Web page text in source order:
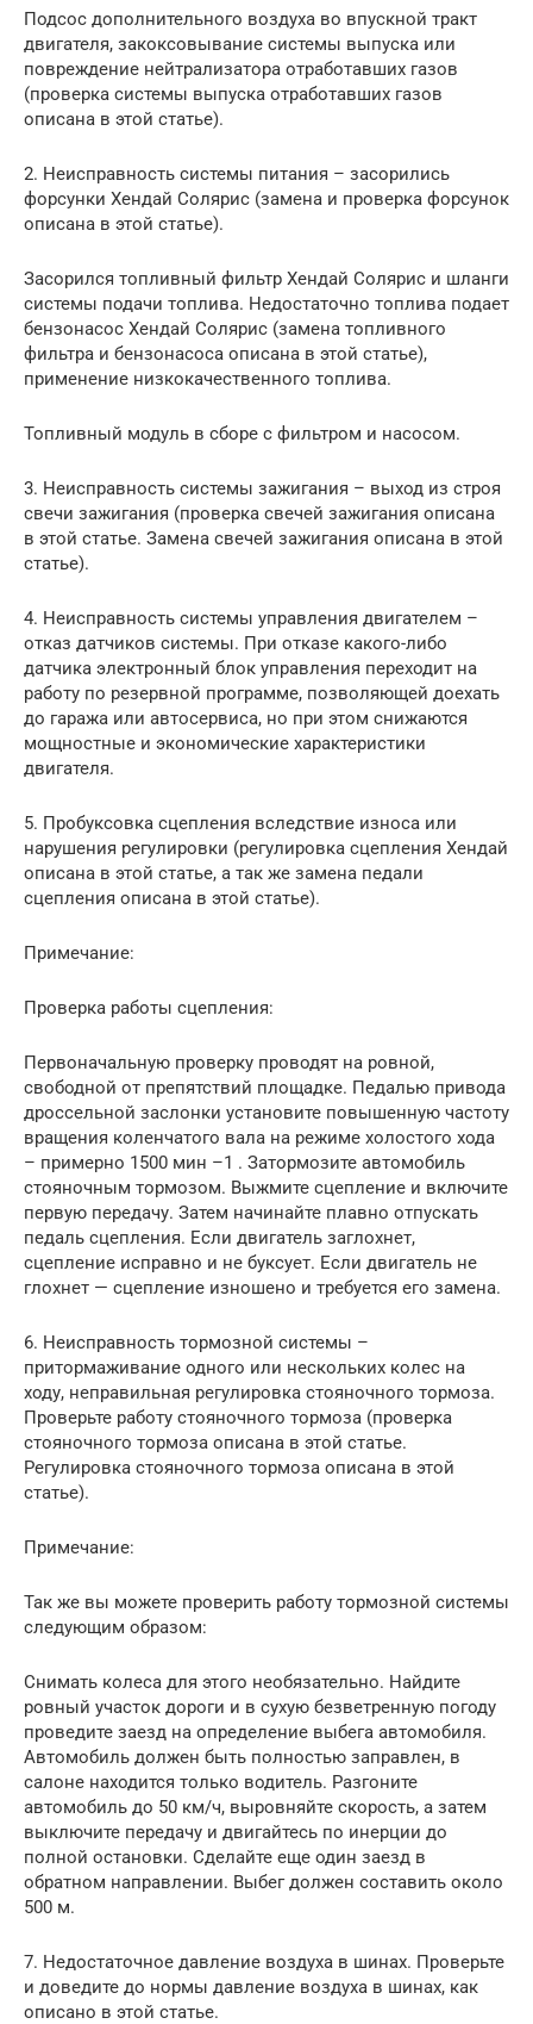
Подсос дополнительного воздуха во впускной тракт
двигателя, закоксовывание системы выпуска или
повреждение нейтрализатора отработавших газов
(проверка системы выпуска отработавших газов
описана в этой статье).
2. Неисправность системы питания – засорились
форсунки Хендай Солярис (замена и проверка форсунок
описана в этой статье).
Засорился топливный фильтр Хендай Солярис и шланги
системы подачи топлива. Недостаточно топлива подает
бензонасос Хендай Солярис (замена топливного
фильтра и бензонасоса описана в этой статье),
применение низкокачественного топлива.
Топливный модуль в сборе с фильтром и насосом.
3. Неисправность системы зажигания – выход из строя
свечи зажигания (проверка свечей зажигания описана
в этой статье. Замена свечей зажигания описана в этой
статье).
4. Неисправность системы управления двигателем –
отказ датчиков системы. При отказе какого-либо
датчика электронный блок управления переходит на
работу по резервной программе, позволяющей доехать
до гаража или автосервиса, но при этом снижаются
мощностные и экономические характеристики
двигателя.
5. Пробуксовка сцепления вследствие износа или
нарушения регулировки (регулировка сцепления Хендай
описана в этой статье, а так же замена педали
сцепления описана в этой статье).
Примечание:
Проверка работы сцепления:
Первоначальную проверку проводят на ровной,
свободной от препятствий площадке. Педалью привода
дроссельной заслонки установите повышенную частоту
вращения коленчатого вала на режиме холостого хода
– примерно 1500 мин –1 . Затормозите автомобиль
стояночным тормозом. Выжмите сцепление и включите
первую передачу. Затем начинайте плавно отпускать
педаль сцепления. Если двигатель заглохнет,
сцепление исправно и не буксует. Если двигатель не
глохнет — сцепление изношено и требуется его замена.
6. Неисправность тормозной системы –
притормаживание одного или нескольких колес на
ходу, неправильная регулировка стояночного тормоза.
Проверьте работу стояночного тормоза (проверка
стояночного тормоза описана в этой статье.
Регулировка стояночного тормоза описана в этой
статье).
Примечание:
Так же вы можете проверить работу тормозной системы
следующим образом:
Снимать колеса для этого необязательно. Найдите
ровный участок дороги и в сухую безветренную погоду
проведите заезд на определение выбега автомобиля.
Автомобиль должен быть полностью заправлен, в
салоне находится только водитель. Разгоните
автомобиль до 50 км/ч, выровняйте скорость, а затем
выключите передачу и двигайтесь по инерции до
полной остановки. Сделайте еще один заезд в
обратном направлении. Выбег должен составить около
500 м.
7. Недостаточное давление воздуха в шинах. Проверьте
и доведите до нормы давление воздуха в шинах, как
описано в этой статье.